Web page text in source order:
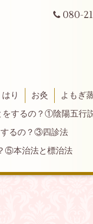
080-
はり お灸
よもぎ
をするの？①陰陽五行
るの？③四診法
⑤本治法と標治法